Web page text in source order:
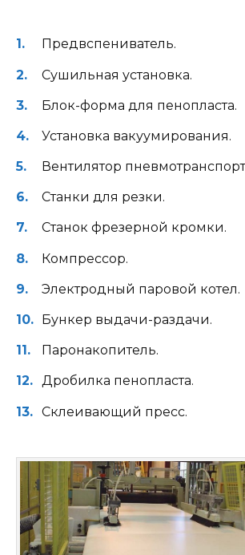
Предвспениватель.
Сушильная установка.
Блок-форма для пенопласта.
Установка вакуумирования.
Вентилятор
Станки для резки.
Станок фрезерной кромки.
Компрессор.
Электродный паровой котел.
Бункер выдачи-раздачи.
Паронакопитель.
Дробилка пенопласта.
Склеивающий пресс.